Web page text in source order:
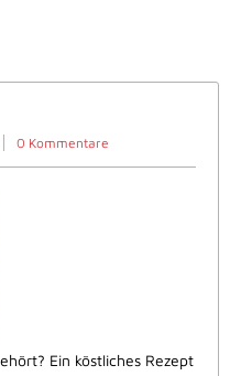
0 Kommentare
Ein köstliches Rezept